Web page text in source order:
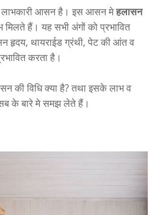
लाभकारी आसन है। इस आसन मेहलासन
हैं। यह सभी अंगों को प्रभावित
थायराईड ग्रंथी, पेट की आंत व
करता है।
की विधि क्या है? तथा इसके लाभ व
के बारे मे समझ लेते हैं।